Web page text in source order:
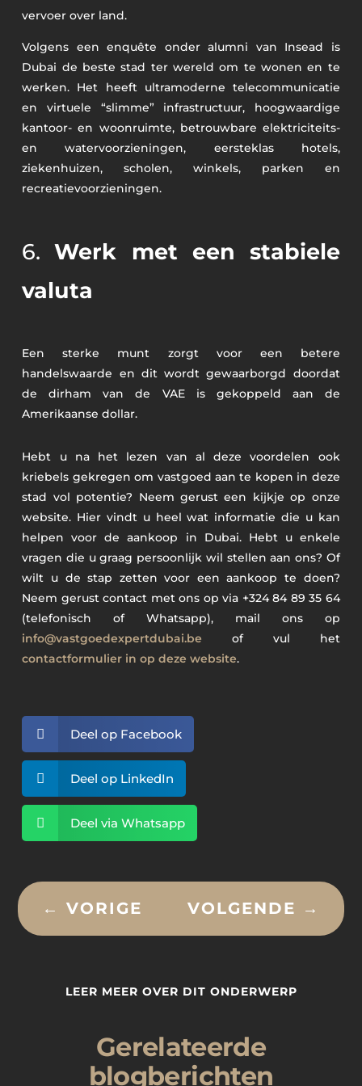
vervoer over land.
Volgens een enquête onder alumni van Insead is
Dubai de beste stad ter wereld om te wonen en te
werken. Het heeft ultramoderne telecommunicatie
en virtuele “slimme” infrastructuur, hoogwaardige
kantoor- en woonruimte, betrouwbare elektriciteits-
en watervoorzieningen, eersteklas hotels,
ziekenhuizen, scholen, winkels, parken en
recreatievoorzieningen.
6.Werk met een stabiele
valuta
Een sterke munt zorgt voor een betere
handelswaarde en dit wordt gewaarborgd doordat
de dirham van de VAE is gekoppeld aan de
Amerikaanse dollar.
Hebt u na het lezen van al deze voordelen ook
kriebels gekregen om vastgoed aan te kopen in deze
stad vol potentie? Neem gerust een kijkje op onze
website. Hier vindt u heel wat informatie die u kan
helpen voor de aankoop in Dubai. Hebt u enkele
vragen die u graag persoonlijk wil stellen aan ons? Of
wilt u de stap zetten voor een aankoop te doen?
Neem gerust contact met ons op via +324 84 89 35 64
(telefonisch of Whatsapp), mail ons op
info@vastgoedexpertdubai.be of vul het
contactformulier in op deze website.
 Deel op Facebook
 Deel op LinkedIn
 Deel via Whatsapp
←VORIGE VOLGENDE →
LEER MEER OVER DIT ONDERWERP
Gerelateerde
blogberichten